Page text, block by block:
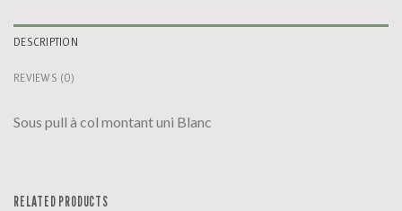
DESCRIPTION
REVIEWS (0)
Sous pull à col montant uni Blanc
RELATED PRODUCTS